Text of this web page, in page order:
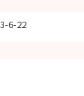
6-22